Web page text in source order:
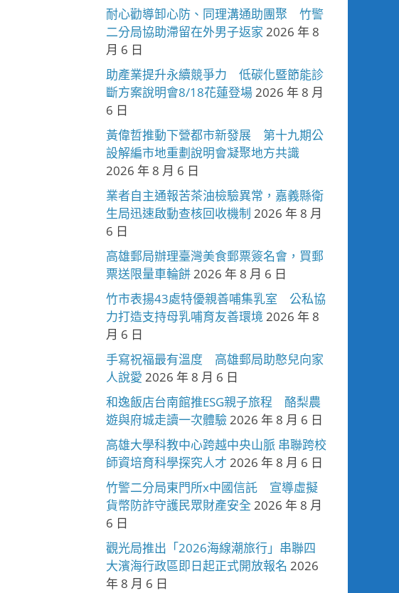
耐心勸導卸心防、同理溝通助團聚 竹警
二分局協助滯留在外男子返家 2026 年 8
月 6 日
助產業提升永續競爭力 低碳化暨節能診
斷方案說明會8/18花蓮登場2026 年 8 月
6 日
黃偉哲推動下營都市新發展 第十九期公
設解編市地重劃說明會凝聚地方共識
2026 年 8 月 6 日
業者自主通報苦茶油檢驗異常，嘉義縣衛
生局迅速啟動查核回收機制 2026 年 8 月
6 日
高雄郵局辦理臺灣美食郵票簽名會，買郵
票送限量車輪餅2026 年 8 月 6 日
竹市表揚43處特優親善哺集乳室 公私協
力打造支持母乳哺育友善環境2026 年 8
月 6 日
手寫祝福最有溫度 高雄郵局助憨兒向家
人說愛 2026 年 8 月 6 日
和逸飯店台南館推ESG親子旅程 酪梨農
遊與府城走讀一次體驗2026 年 8 月 6 日
高雄大學科教中心跨越中央山脈 串聯跨校
師資培育科學探究人才 2026 年 8 月 6 日
竹警二分局東門所x中國信託 宣導虛擬
貨幣防詐守護民眾財產安全 2026 年 8 月
6 日
觀光局推出「2026海線潮旅行」串聯四
大濱海行政區即日起正式開放報名 2026
年 8 月 6 日